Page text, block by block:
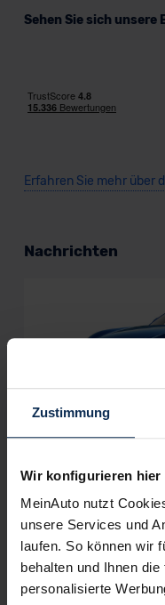
Zustimmung
Wir konfigurieren hier
MeinAuto nutzt
unsere Services und
laufen. So können wir
behalten und Ihnen
personalisierte
Sehen Sie sich unsere
Erfahren Sie mehr über
Nachrichten
verspricht mehr
Der Subaru BRZ ist
Fahrspaß an den Start.
das 2+2-sitzige